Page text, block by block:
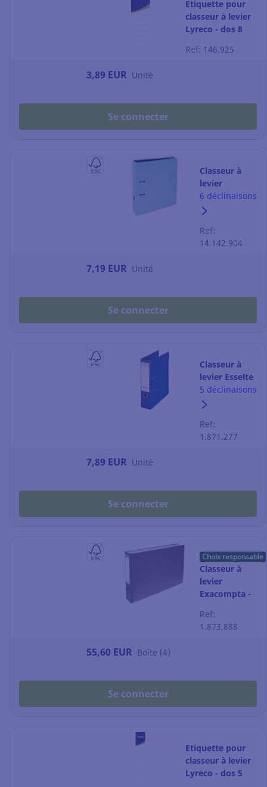
Etiquette pour
classeur à levier
Lyreco - dos 8
10
Ref: 146.925
3,89 EUR Unité
Se connecter
Classeur à
levier
Exacompta
Prem'Touch
Papier Pellic -
dos 8 cm -
6 déclinaisons
Ref:
14.142.904
7,19 EUR Unité
Se connecter
Classeur à
levier Esselte
Chromos Plus
- dos 8 cm -
5 déclinaisons
Ref:
1.871.277
7,89 EUR Unité
Se connecter
Choix responsable
Classeur à
levier
Exacompta -
l'italienne -
dos 8 cm -
Ref:
1.873.888
55,60 EUR Boîte (4)
Se connecter
Etiquette pour
classeur à levier
Lyreco - dos 5